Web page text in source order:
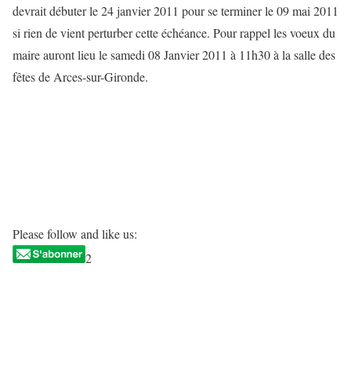
devrait débuter le 24 janvier 2011 pour se terminer le 09 mai 2011
si rien de vient perturber cette échéance. Pour rappel les voeux du
maire auront lieu le samedi 08 Janvier 2011 à 11h30 à la salle des
fêtes de Arces-sur-Gironde.
Please follow and like us:
2